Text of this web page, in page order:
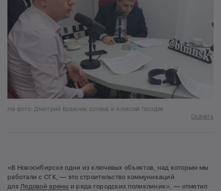
На фото: Дмитрий Бражник (слева) и Алексей Гвоздев
Скачать
«В Новосибирске одни из ключевых объектов, над которым мы
работали с СГК, — это строительство коммуникаций
для Ледовой арены и ряда городских поликлиник», — отметил